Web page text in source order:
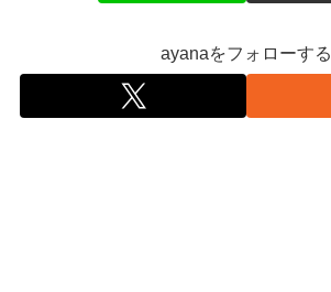
ayanaをフォローする